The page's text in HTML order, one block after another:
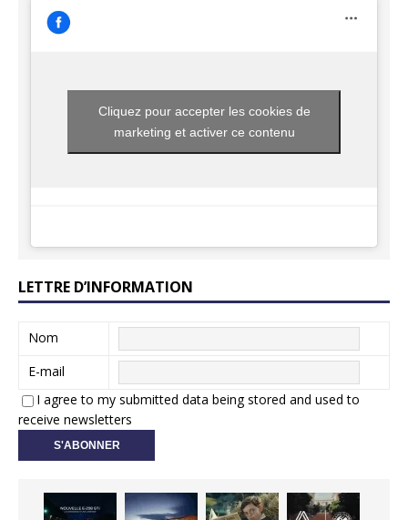
Cliquez pour accepter les cookies de
marketing et activer ce contenu
LETTRE D’INFORMATION
Nom
E-mail
I agree to my submitted data being stored and used to
receive newsletters